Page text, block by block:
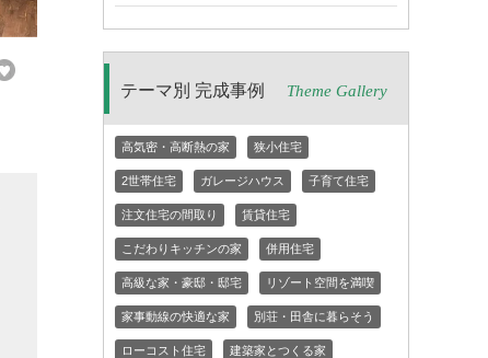
テーマ別 完成事例 Theme Gallery
高気密・高断熱の家 狭小住宅
2世帯住宅 ガレージハウス 子育て住宅
注文住宅の間取り 賃貸住宅
こだわりキッチンの家 併用住宅
高級な家・豪邸・邸宅 リゾート空間を満喫
家事動線の快適な家 別荘・田舎に暮らそう
ローコスト住宅 建築家とつくる家